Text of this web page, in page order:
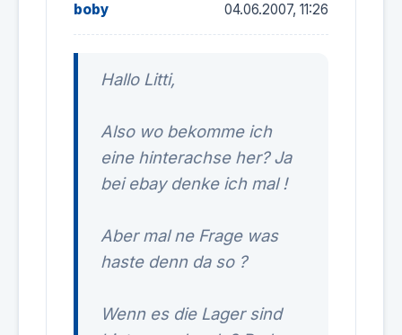
boby 04.06.2007, 11:26
Hallo Litti,
Also wo bekomme ich
eine hinterachse her? Ja
bei ebay denke ich mal !
Aber mal ne Frage was
haste denn da so ?
Wenn es die Lager sind